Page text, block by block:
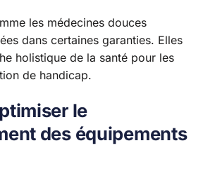
les médecines douces
dans certaines garanties. Elles
holistique de la santé pour les
de handicap.
le
des équipements